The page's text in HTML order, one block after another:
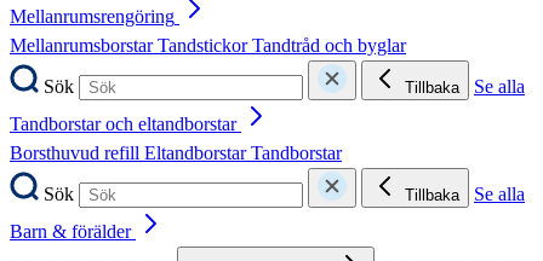
Mellanrumsrengöring
MellanrumsborstarTandstickorTandtråd och byglar
Sök
Tillbaka
Se alla
Tandborstar och eltandborstar
Borsthuvud refill EltandborstarTandborstar
Sök
Tillbaka
Se alla
Barn & förälder